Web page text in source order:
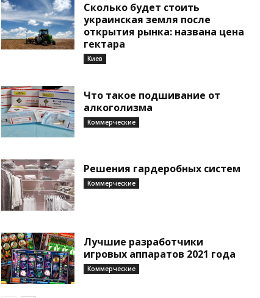
Сколько будет стоить
украинская земля после
открытия рынка: названа цена
гектара
Киев
Что такое подшивание от
алкоголизма
Коммерческие
Решения гардеробных систем
Коммерческие
Лучшие разработчики
игровых аппаратов 2021 года
Коммерческие